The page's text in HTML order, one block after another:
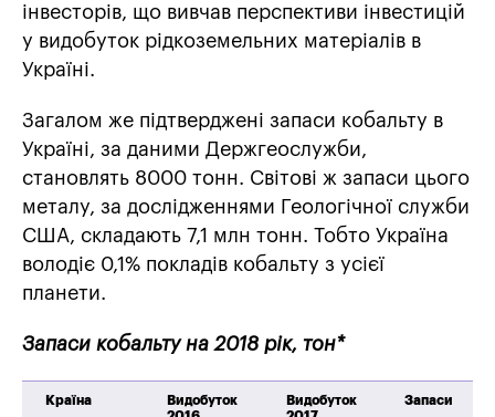
інвесторів, що вивчав перспективи інвестицій
у видобуток рідкоземельних матеріалів в
Україні.
Загалом же підтверджені запаси кобальту в
Україні, за даними Держгеослужби,
становлять 8000 тонн. Світові ж запаси цього
металу, за дослідженнями Геологічної служби
США, складають 7,1 млн тонн. Тобто Україна
володіє 0,1% покладів кобальту з усієї
планети.
Запаси кобальту на 2018 рік, тон*
Країна
Видобуток
Видобуток
Запаси